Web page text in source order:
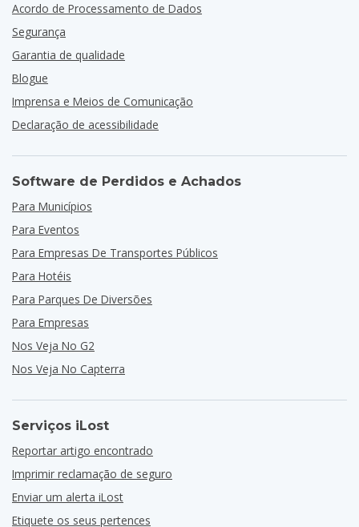
Acordo de Processamento de Dados
Segurança
Garantia de qualidade
Blogue
Imprensa e Meios de Comunicação
Declaração de acessibilidade
Software de Perdidos e Achados
Para Municípios
Para Eventos
Para Empresas De Transportes Públicos
Para Hotéis
Para Parques De Diversões
Para Empresas
Nos Veja No G2
Nos Veja No Capterra
Serviços iLost
Reportar artigo encontrado
Imprimir reclamação de seguro
Enviar um alerta iLost
Etiquete os seus pertences